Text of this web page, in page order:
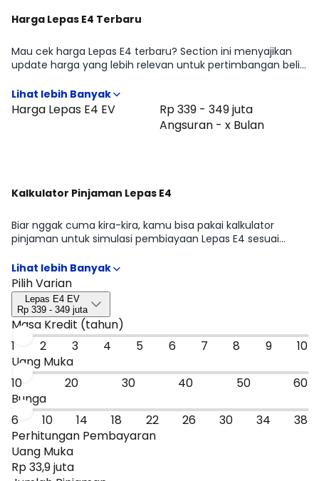
Harga Lepas E4 Terbaru
Mau cek harga Lepas E4 terbaru? Section ini menyajikan
update harga yang lebih relevan untuk pertimbangan beli
perbedaan harga antar tipe Lepas E4 EV. Cocok untuk
kamu yang ingin cepat tahu positioning Lepas E4 di
kelasnya sebelum lanjut membandingkan fitur atau
menghitung kemampuan cicilan.
Harga Lepas E4 EV
Rp 339 - 349 juta
Angsuran - x Bulan
Kalkulator Pinjaman Lepas E4
Biar nggak cuma kira-kira, kamu bisa pakai kalkulator
pinjaman untuk simulasi pembiayaan Lepas E4 sesuai
per bulan. Hasilnya bisa jadi patokan cepat untuk
menyaring tipe Lepas E4 EV yang paling masuk budget,
sebelum kamu lanjut ke promo atau bandingkan dengan
mobil sejenis.
Pilih Varian
Lepas E4 EV
Rp 339 - 349 juta
Masa Kredit (tahun)
1
2 3 4 5 6 7 8 9
10
Uang Muka
10
20 30 40 50
60
Bunga
6
10 14 18 22 26 30 34
38
Perhitungan Pembayaran
Uang Muka
Rp 33,9 juta